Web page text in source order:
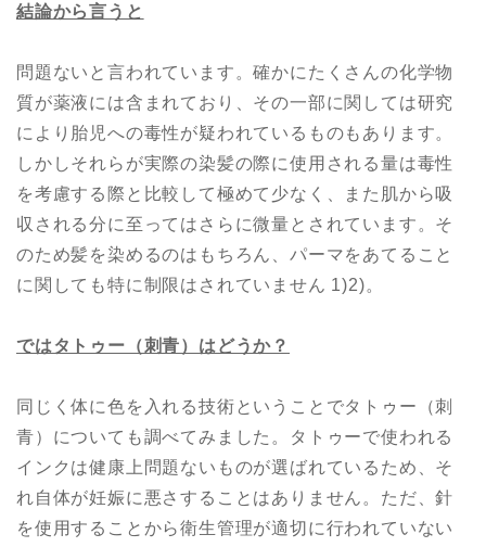
結論から言うと
問題ないと言われています。確かにたくさんの化学物
質が薬液には含まれており、その一部に関しては研究
により胎児への毒性が疑われているものもあります。
しかしそれらが実際の染髪の際に使用される量は毒性
を考慮する際と比較して極めて少なく、また肌から吸
収される分に至ってはさらに微量とされています。そ
のため髪を染めるのはもちろん、パーマをあてること
に関しても特に制限はされていません 1)2)。
ではタトゥー（刺青）はどうか？
同じく体に色を入れる技術ということでタトゥー（刺
青）についても調べてみました。タトゥーで使われる
インクは健康上問題ないものが選ばれているため、そ
れ自体が妊娠に悪さすることはありません。ただ、針
を使用することから衛生管理が適切に行われていない